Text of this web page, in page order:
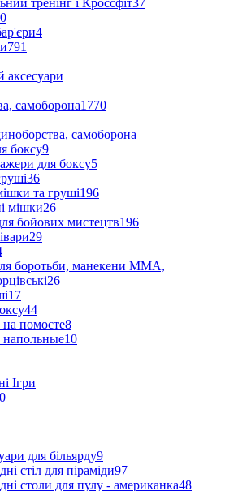
тренінг і Кроссфіт37
4
791
аксесуари
самоборона1770
самоборона
боксу9
для боксу5
36
та груші196
мішки26
бойових мистецтв196
29
боротьби, манекени ММА,
26
17
44
помосте8
10
Ігри
для більярду9
стіл для піраміди97
столи для пулу - американка48